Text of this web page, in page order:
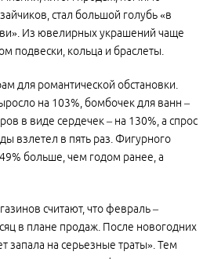
стал большой голубь «в
Из ювелирных украшений чаще
подвески, кольца и браслеты.
для романтической обстановки.
на 103%, бомбочек для ванн –
в виде сердечек – на 130%, а спрос
взлетел в пять раз. Фигурного
больше, чем годом ранее, а
считают, что февраль –
в плане продаж. После новогодних
запала на серьезные траты». Тем